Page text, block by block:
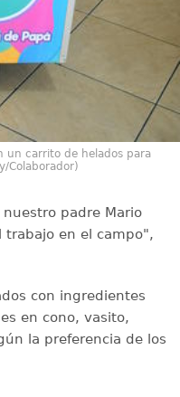
un carrito de helados para
Colaborador)
padre Mario
trabajo en el campo",
con ingredientes
en cono, vasito,
la preferencia de los